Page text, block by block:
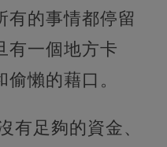
有的事情都停留
有一個地方卡
懶的藉口。
有足夠的資金、